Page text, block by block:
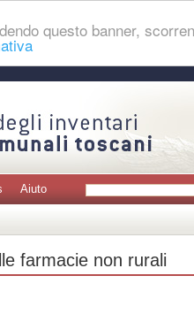
questo banner,
Aiuto
farmacie non rurali